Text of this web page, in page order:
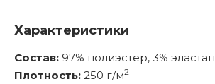
Характеристики
Состав: 97% полиэстер, 3% эластан
Плотность: 250 г/м2